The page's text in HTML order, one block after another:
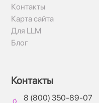
Контакты
Карта сайта
Для LLM
Блог
Контакты
8 (800) 350-89-07